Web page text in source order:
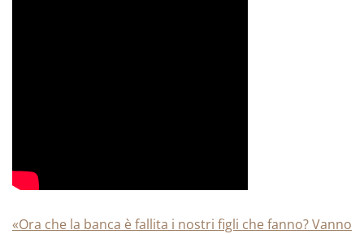
«Ora che la banca è fallita i nostri figli che fanno? Vanno